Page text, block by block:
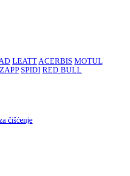
LEATT ACERBIS MOTUL
SPIDI RED BULL
čišćenje